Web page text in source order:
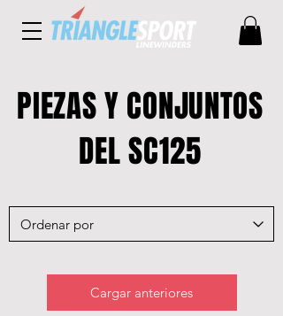
PIEZAS Y CONJUNTOS
DEL SC125
Cargar anteriores